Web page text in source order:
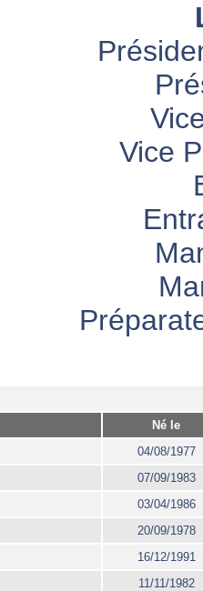
Vice
Né le
04/08/1977
07/09/1983
03/04/1986
20/09/1978
16/12/1991
11/11/1982